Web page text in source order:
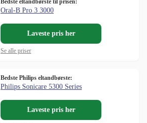
Bedste eltandbørste til prisen:
Oral-B Pro 3 3000
Laveste pris her
Se alle priser
Bedste Philips eltandbørste:
Philips Sonicare 5300 Series
Laveste pris her